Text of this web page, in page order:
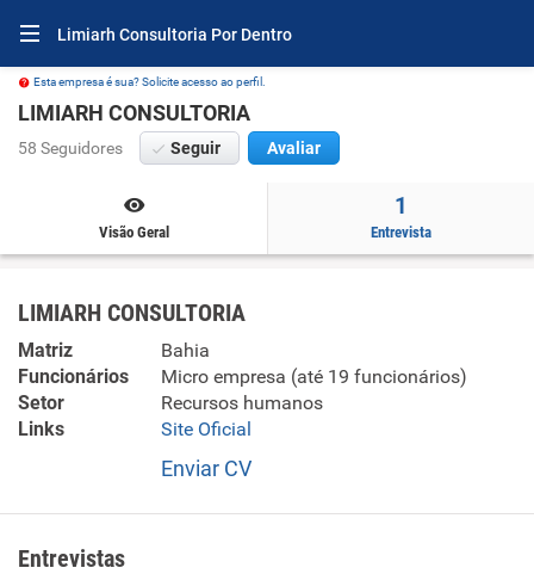
Limiarh Consultoria Por Dentro
Esta empresa é sua? Solicite acesso ao perfil.
LIMIARH CONSULTORIA
58 Seguidores Seguir Avaliar
Visão Geral
1
Entrevista
LIMIARH CONSULTORIA
Matriz
Bahia
Funcionários
Micro empresa (até 19 funcionários)
Setor
Recursos humanos
Links
Site Oficial
Enviar CV
- Seleção e agenciamento de mão-de-obra
Entrevistas